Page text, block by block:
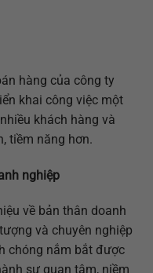
hàng của công ty
khai công việc một
khách hàng và
tiềm năng hơn.
nghiệp
về bản thân doanh
và chuyên nghiệp
chóng nắm bắt được
sự quan tâm, niềm